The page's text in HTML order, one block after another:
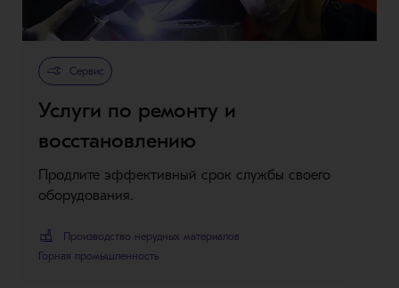
Metso Plus
Сервис
Услуги по ремонту и
восстановлению
Продлите эффективный срок службы своего
оборудования.
Производство нерудных материалов
Горная промышленность